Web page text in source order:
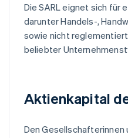
Die SARL eignet sich für
darunter Handels-,
sowie nicht
beliebter
Aktienkapital
Den